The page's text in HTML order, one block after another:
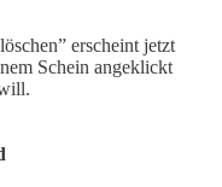
erscheint jetzt
Schein angeklickt